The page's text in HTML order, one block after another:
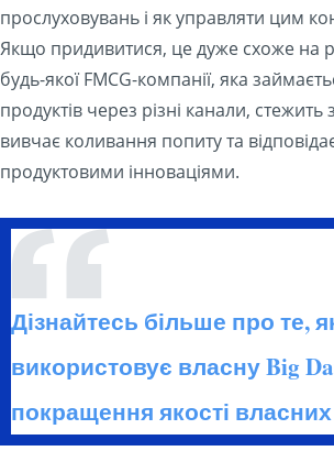
прослуховувань і як управляти цим
Якщо придивитися, це дуже схоже на
будь-якої FMCG-компанії, яка
продуктів через різні канали,
вивчає коливання попиту та
продуктовими інноваціями.
Дізнайтесь більше про те,
використовує власну Big
покращення якості